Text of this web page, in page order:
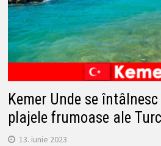
Kemer Unde se
plajele frumoase ale
13. iunie 2023